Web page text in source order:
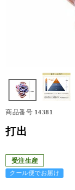
商品番号 14381
打出
受注生産
クール便でお届け